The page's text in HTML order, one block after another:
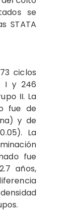
se
STATA
ciclos
I y 246
II. La
fue de
y de
La
fue
años,